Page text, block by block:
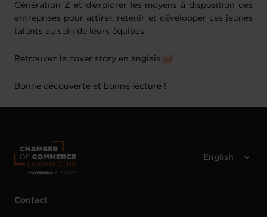
Génération Z et d’explorer les moyens à disposition des
entreprises pour attirer, retenir et développer ces jeunes
talents au sein de leurs équipes.
Retrouvez la cover story en anglais ici
Bonne découverte et bonne lecture !
Contact